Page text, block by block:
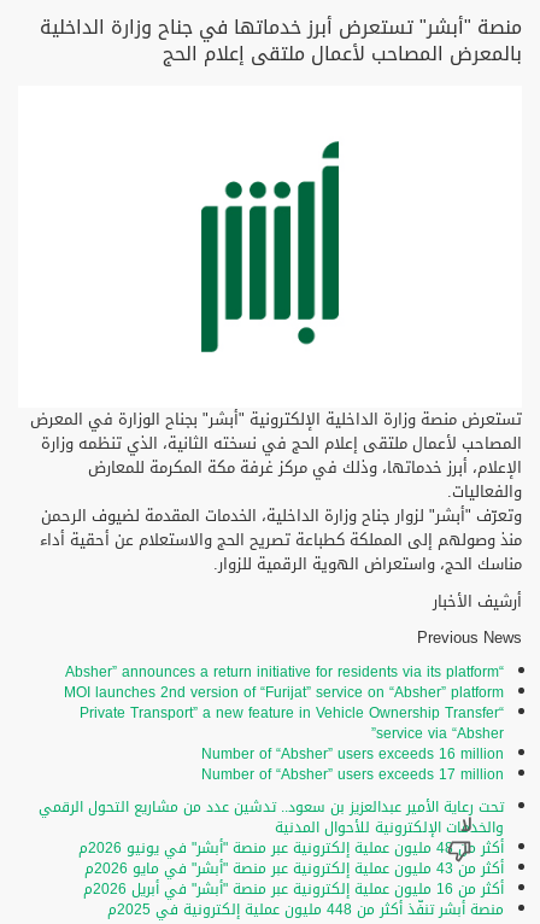
منصة "أبشر" تستعرض أبرز خدماتها في جناح وزارة الداخلية
بالمعرض المصاحب لأعمال ملتقى إعلام الحج
تستعرض منصة وزارة الداخلية الإلكترونية "أبشر" بجناح الوزارة في المعرض
المصاحب لأعمال ملتقى إعلام الحج في نسخته الثانية، الذي تنظمه وزارة
الإعلام، أبرز خدماتها، وذلك في مركز غرفة مكة المكرمة للمعارض
والفعاليات.
وتعرّف "أبشر" لزوار جناح وزارة الداخلية، الخدمات المقدمة لضيوف الرحمن
منذ وصولهم إلى المملكة كطباعة تصريح الحج والاستعلام عن أحقية أداء
مناسك الحج، واستعراض الهوية الرقمية للزوار.
أرشيف الأخبار
Previous News
“Absher” announces a return initiative for residents via its platform
MOI launches 2nd version of “Furijat” service on “Absher” platform
“Private Transport” a new feature in Vehicle Ownership Transfer
service via “Absher”
Number of “Absher” users exceeds 16 million
Number of “Absher” users exceeds 17 million
تحت رعاية الأمير عبدالعزيز بن سعود.. تدشين عدد من مشاريع التحول الرقمي
والخدمات الإلكترونية للأحوال المدنية
أكثر من 48 مليون عملية إلكترونية عبر منصة "أبشر" في يونيو 2026م
أكثر من 43 مليون عملية إلكترونية عبر منصة "أبشر" في مايو 2026م
أكثر من 16 مليون عملية إلكترونية عبر منصة "أبشر" في أبريل 2026م
منصة أبشر تنفّذ أكثر من 448 مليون عملية إلكترونية في 2025م